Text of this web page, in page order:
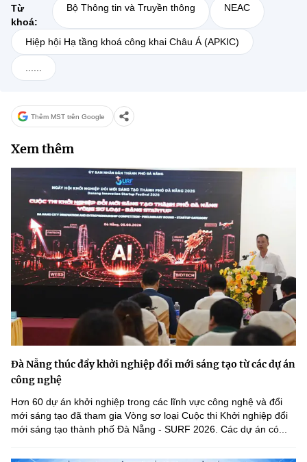
Từ
khoá:
Bộ Thông tin và Truyền thông NEAC
Hiệp hội Hạ tầng khoá công khai Châu Á (APKIC)
Thêm MST trên Google
Xem thêm
Đà Nẵng thúc đẩy khởi nghiệp đổi mới sáng tạo từ các dự án
công nghệ
Hơn 60 dự án khởi nghiệp trong các lĩnh vực công nghệ và đổi
mới sáng tạo đã tham gia Vòng sơ loại Cuộc thi Khởi nghiệp đổi
mới sáng tạo thành phố Đà Nẵng - SURF 2026. Các dự án có...